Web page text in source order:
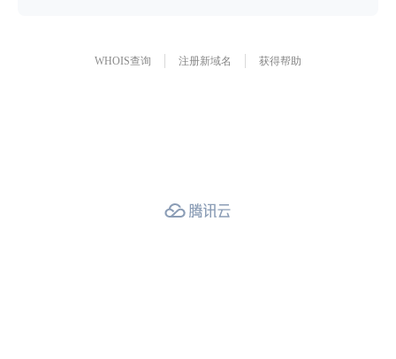
WHOIS查询 注册新域名 获得帮助